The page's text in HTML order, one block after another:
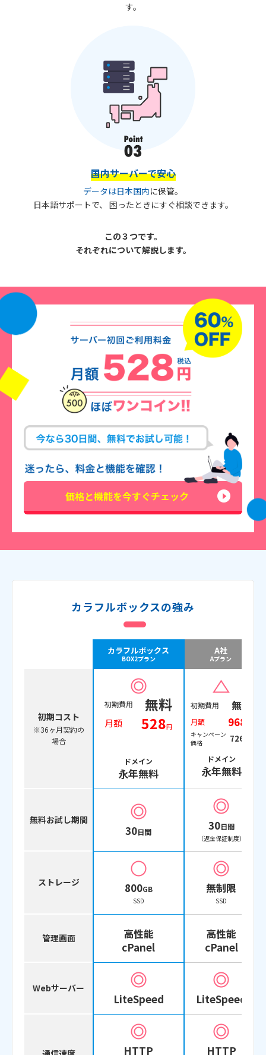
す。
国内サーバーで安心
データは日本国内に保管。
日本語サポートで、 困ったときにすぐ相談できます。
この３つです。
それぞれについて解説します。
価格と機能を今すぐチェック
カラフルボックスの強み
カラフルボックス
BOX2プラン
A社
Aプラン
初期コスト
※36ヶ月契約の
場合
初期費用 無料
月額 528円
ドメイン
永年無料
初期費用 無料
月額 968
キャンペーン
価格
726円
ドメイン
永年無料
無料お試し期間
30日間 30日間
（返金保証制度）
ストレージ 800GB
SSD
無制限
SSD
管理画面
高性能
cPanel
高性能
cPanel
Webサーバー
LiteSpeed LiteSpeed
HTTP HTTP